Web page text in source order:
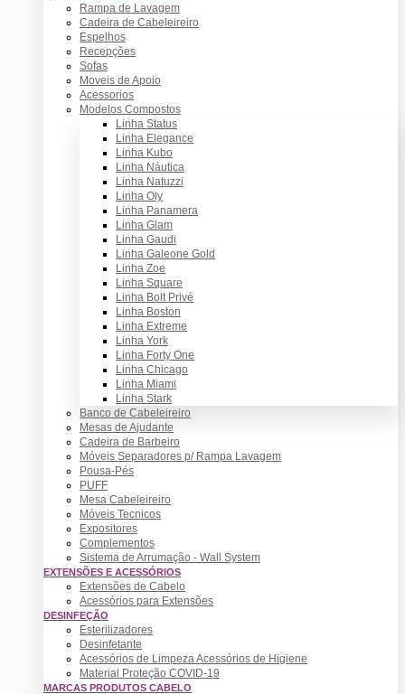
Rampa de Lavagem
Cadeira de Cabeleireiro
Espelhos
Recepções
Sofas
Moveis de Apoio
Acessorios
Modelos Compostos
Linha Status
Linha Elegance
Linha Kubo
Linha Náutica
Linha Natuzzi
Linha Oly
Linha Panamera
Linha Glam
Linha Gaudi
Linha Galeone Gold
Linha Zoe
Linha Square
Linha Bolt Privé
Linha Boston
Linha Extreme
Linha York
Linha Forty One
Linha Chicago
Linha Miami
Linha Stark
Banco de Cabeleireiro
Mesas de Ajudante
Cadeira de Barbeiro
Móveis Separadores p/ Rampa Lavagem
Pousa-Pés
PUFF
Mesa Cabeleireiro
Móveis Tecnicos
Expositores
Complementos
Sistema de Arrumação - Wall System
EXTENSÕES E ACESSÓRIOS
Extensões de Cabelo
Acessórios para Extensões
DESINFEÇÃO
Esterilizadores
Desinfetante
Acessórios de Limpeza Acessórios de Higiene
Material Proteção COVID-19
MARCAS PRODUTOS CABELO